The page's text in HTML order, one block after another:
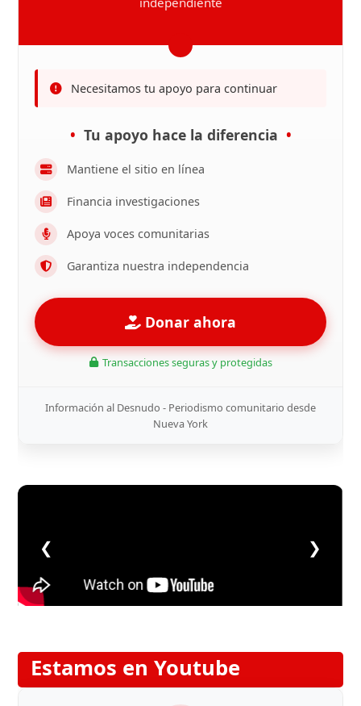
Necesitamos tu apoyo para continuar
Tu apoyo hace la diferencia
Mantiene el sitio en línea
Financia investigaciones
Apoya voces comunitarias
Garantiza nuestra independencia
Donar ahora
Transacciones seguras y protegidas
Información al Desnudo - Periodismo comunitario desde
Nueva York
❮ ❯
Estamos en Youtube